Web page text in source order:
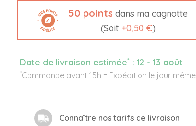
50 points dans ma cagnotte
(Soit +0,50 €)
Date de livraison estimée* : 12 - 13 août
*Commande avant 15h = Expédition le jour même
Connaître nos tarifs de livraison